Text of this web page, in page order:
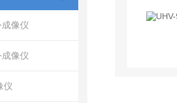
像仪
像仪
仪